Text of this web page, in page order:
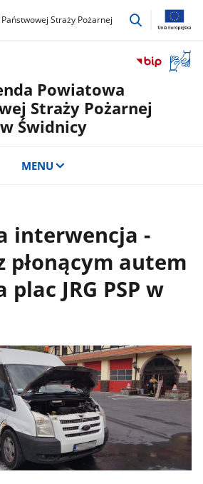
Państwowej Straży Pożarnej
przejdź
okno
Powiatowa
Straży Pożarnej
w Świdnicy
MENU
interwencja -
płonącym autem
plac JRG PSP w